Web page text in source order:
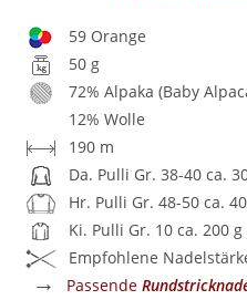
59 Orange
50 g
72% Alpaka (Baby
12% Wolle
190 m
Da. Pulli Gr. 38-40 ca.
Hr. Pulli Gr. 48-50 ca.
Ki. Pulli Gr. 10 ca. 200 g
Empfohlene
→ Passende